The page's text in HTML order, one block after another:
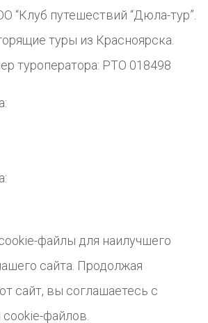
“Клуб путешествий “Дюла-тур”.
туры из Красноярска.
туроператора: РТО 018498
файлы для наилучшего
сайта. Продолжая
сайт, вы соглашаетесь с
файлов.